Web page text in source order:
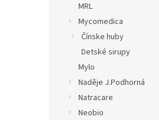
MRL
Mycomedica
Čínske huby
Detské sirupy
Mylo
Naděje J.Podhorná
Natracare
Neobio